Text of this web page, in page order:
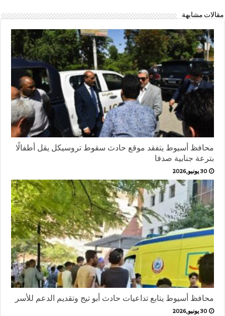
مقالات مشابهة
محافظ أسيوط يتفقد موقع حادث سقوط تروسيكل يقل أطفالًا
بترعة جنابية صدفا
30 يونيو,2026
محافظ أسيوط يتابع تداعيات حادث أبو تيج وتقديم الدعم للأسر
30 يونيو,2026